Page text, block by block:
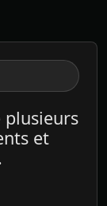
plusieurs
et